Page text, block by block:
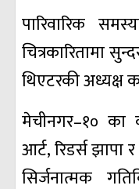
पारिवारिक
चित्रकारितामा
थिएटरकी अध्यक्ष
मेचीनगर–१० का
आर्ट, रिडर्स झापा
सिर्जनात्मक